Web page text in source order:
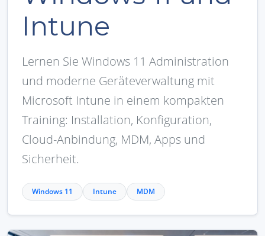
Intune
Lernen Sie Windows 11 Administration
und moderne Geräteverwaltung mit
Microsoft Intune in einem kompakten
Training: Installation, Konfiguration,
Cloud-Anbindung, MDM, Apps und
Sicherheit.
Windows 11 Intune MDM